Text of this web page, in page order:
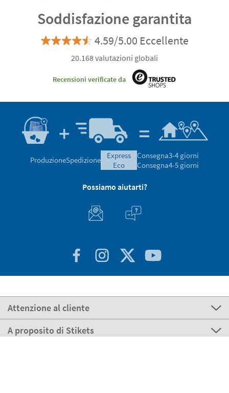
Soddisfazione garantita
4.59/5.00 Eccellente
20.168 valutazioni globali
Recensioni verificate da
ProduzioneSpedizione
express
eco
Consegna3-4 giorni
Consegna4-5 giorni
Possiamo aiutarti?
Attenzione al cliente
A proposito di Stikets